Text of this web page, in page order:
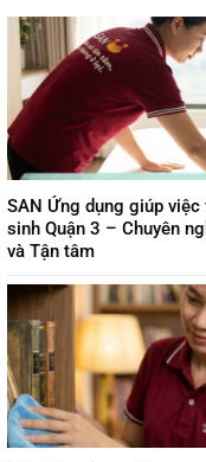
SAN Ứng dụng giúp việc
sinh Quận 3 – Chuyên
và Tận tâm